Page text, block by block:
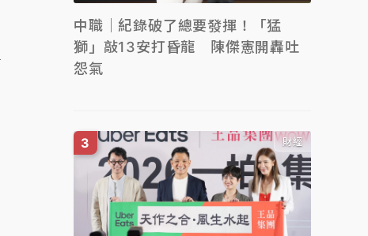
中職｜紀錄破了總要發揮！「猛
獅」敲13安打昏龍 陳傑憲開轟吐
怨氣
財經